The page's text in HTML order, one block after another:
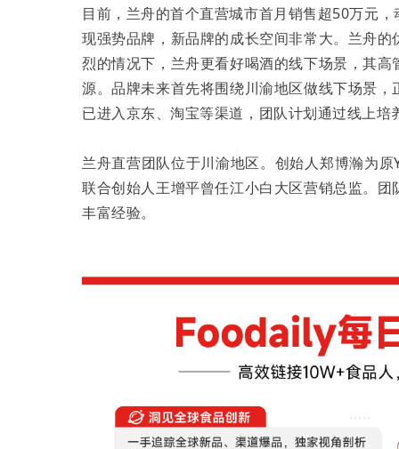
目前，兰舟的首个直营城市首月销售超50万元
现强势品牌，新品牌的成长空间非常大。兰舟
烈的情况下，兰舟更看好喝酒的线下场景，其
源。品牌未来首先将围绕川渝地区做线下场景
已进入京东、淘宝等渠道，团队计划通过线上
兰舟直营团队位于川渝地区。创始人郑博瀚为
联合创始人王增平曾任江小白大区营销总监。
丰富经验。